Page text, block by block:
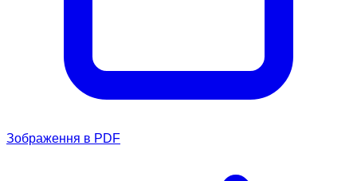
Зображення в PDF